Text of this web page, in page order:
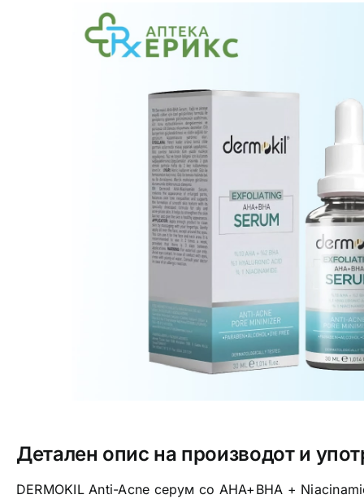
Детален опис на производот и
DERMOKIL Anti-Acne серум со AHA+BHA +